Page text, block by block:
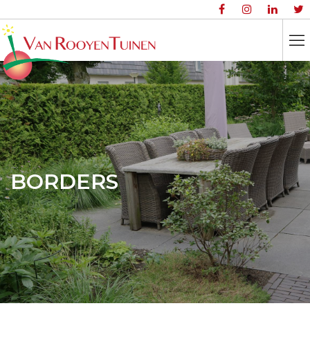
BORDERS